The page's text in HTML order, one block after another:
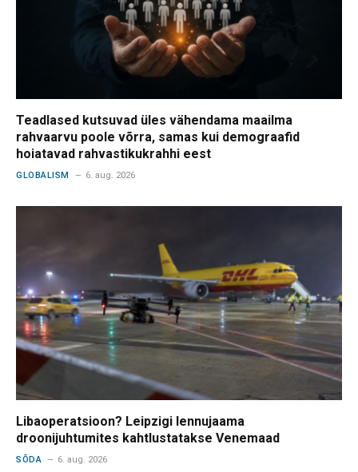
Teadlased kutsuvad üles vähendama maailma
rahvaarvu poole võrra, samas kui demograafid
hoiatavad rahvastikukrahhi eest
GLOBALISM 6. aug. 2026
Libaoperatsioon? Leipzigi lennujaama
droonijuhtumites kahtlustatakse Venemaad
SÕDA 6. aug. 2026